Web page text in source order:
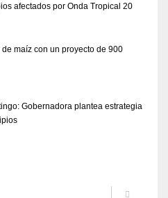
afectados por Onda Tropical 20
maíz con un proyecto de 900
Gobernadora plantea estrategia